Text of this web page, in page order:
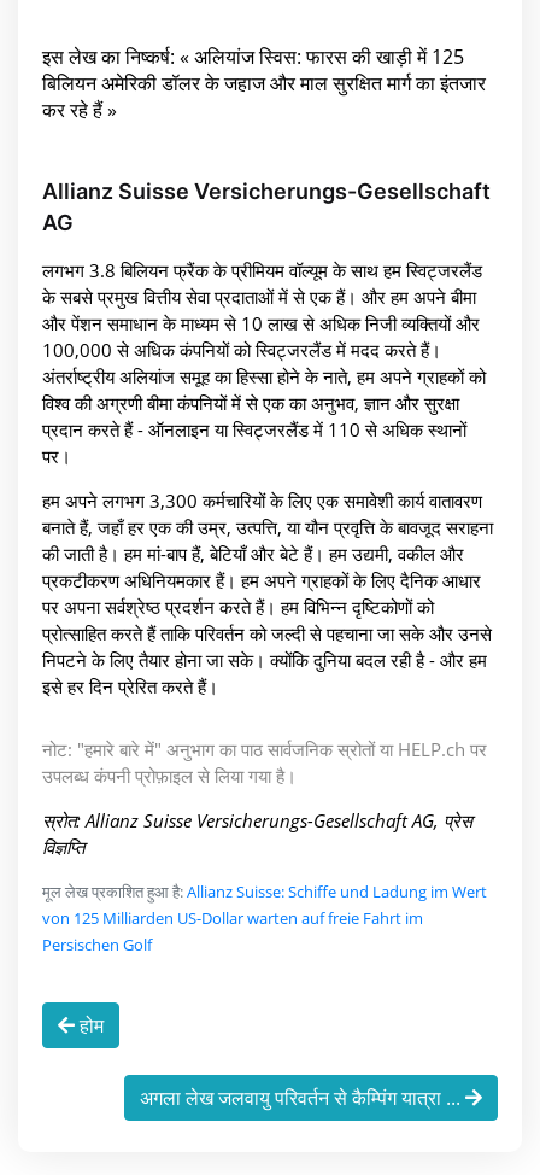
इस लेख का निष्कर्ष: « अलियांज स्विस: फारस की खाड़ी में 125
बिलियन अमेरिकी डॉलर के जहाज और माल सुरक्षित मार्ग का इंतजार
कर रहे हैं »
Allianz Suisse Versicherungs-Gesellschaft
AG
लगभग 3.8 बिलियन फ्रैंक के प्रीमियम वॉल्यूम के साथ हम स्विट्जरलैंड
के सबसे प्रमुख वित्तीय सेवा प्रदाताओं में से एक हैं। और हम अपने बीमा
और पेंशन समाधान के माध्यम से 10 लाख से अधिक निजी व्यक्तियों और
100,000 से अधिक कंपनियों को स्विट्जरलैंड में मदद करते हैं।
अंतर्राष्ट्रीय अलियांज समूह का हिस्सा होने के नाते, हम अपने ग्राहकों को
विश्व की अग्रणी बीमा कंपनियों में से एक का अनुभव, ज्ञान और सुरक्षा
प्रदान करते हैं - ऑनलाइन या स्विट्जरलैंड में 110 से अधिक स्थानों
पर।
हम अपने लगभग 3,300 कर्मचारियों के लिए एक समावेशी कार्य वातावरण
बनाते हैं, जहाँ हर एक की उम्र, उत्पत्ति, या यौन प्रवृत्ति के बावजूद सराहना
की जाती है। हम मां-बाप हैं, बेटियाँ और बेटे हैं। हम उद्यमी, वकील और
प्रकटीकरण अधिनियमकार हैं। हम अपने ग्राहकों के लिए दैनिक आधार
पर अपना सर्वश्रेष्ठ प्रदर्शन करते हैं। हम विभिन्न दृष्टिकोणों को
प्रोत्साहित करते हैं ताकि परिवर्तन को जल्दी से पहचाना जा सके और उनसे
निपटने के लिए तैयार होना जा सके। क्योंकि दुनिया बदल रही है - और हम
इसे हर दिन प्रेरित करते हैं।
नोट: "हमारे बारे में" अनुभाग का पाठ सार्वजनिक स्रोतों या HELP.ch पर
उपलब्ध कंपनी प्रोफ़ाइल से लिया गया है।
स्रोत: Allianz Suisse Versicherungs-Gesellschaft AG, प्रेस
विज्ञप्ति
मूल लेख प्रकाशित हुआ है:Allianz Suisse: Schiffe und Ladung im Wert
von 125 Milliarden US-Dollar warten auf freie Fahrt im
Persischen Golf
होम
अगला लेख जलवायु परिवर्तन से कैम्पिंग यात्रा ...